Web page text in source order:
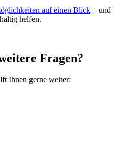
auf einen Blick – und
helfen.
Fragen?
Ihnen gerne weiter: